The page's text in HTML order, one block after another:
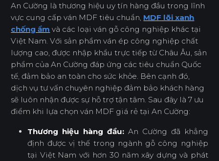
An Cường là thương hiệu uy tín hàng đầu trong lĩnh
vực cung cấp ván MDF tiêu chuẩn, MDF lõi xanh
chống ẩm và các loại ván gỗ công nghiệp khác tại
Việt Nam. Với sản phẩm ván ép công nghiệp chất
lượng cao, được nhập khẩu trực tiếp từ Châu Âu, sản
phẩm của An Cường đáp ứng các tiêu chuẩn Quốc
tế, đảm bảo an toàn cho sức khỏe. Bên cạnh đó,
dịch vụ tư vấn chuyên nghiệp đảm bảo khách hàng
sẽ luôn nhận được sự hỗ trợ tận tâm. Sau đây là 7 ưu
điểm khi lựa chọn ván MDF giá rẻ tại An Cường:
Thương hiệu hàng đầu: An Cường đã khẳng
định được vị thế trong ngành gỗ công nghiệp
tại Việt Nam với hơn 30 năm xây dựng và phát